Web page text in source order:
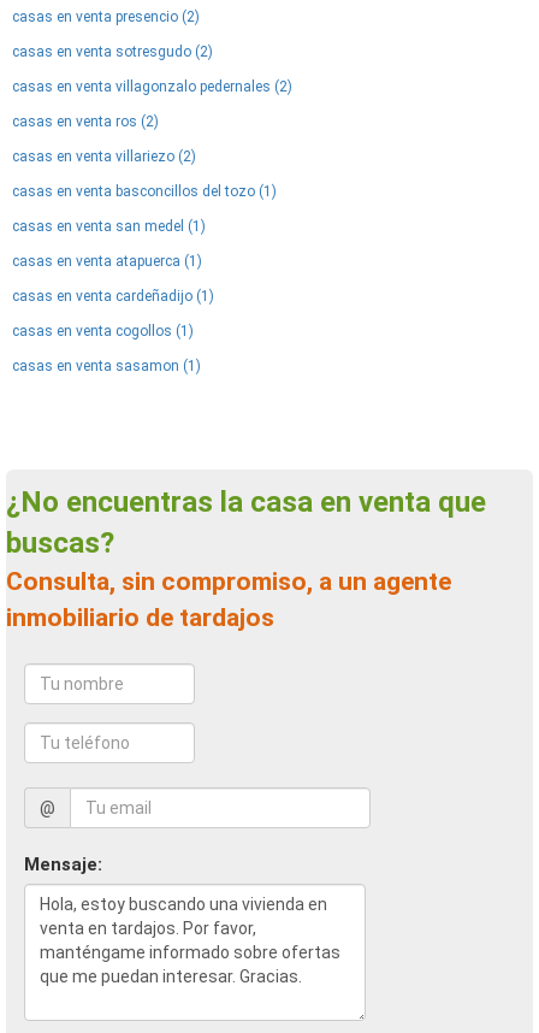
casas en venta presencio (2)
casas en venta sotresgudo (2)
casas en venta villagonzalo pedernales (2)
casas en venta ros (2)
casas en venta villariezo (2)
casas en venta basconcillos del tozo (1)
casas en venta san medel (1)
casas en venta atapuerca (1)
casas en venta cardeñadijo (1)
casas en venta cogollos (1)
casas en venta sasamon (1)
¿No encuentras la casa en venta que
buscas?
Consulta, sin compromiso, a un agente
inmobiliario de tardajos
@
Mensaje: